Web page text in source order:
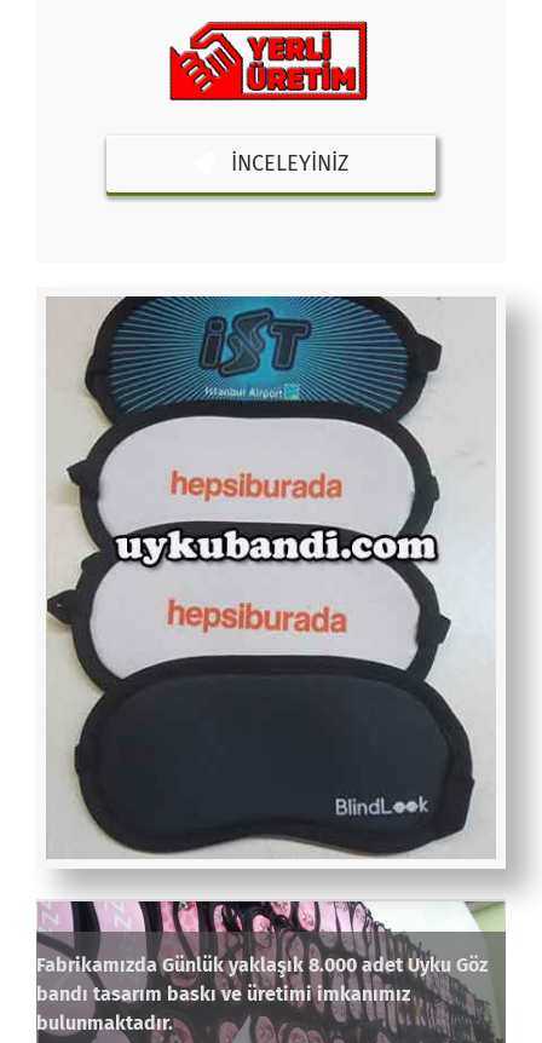
İNCELEYINIZ
Fabrikamızda Günlük yaklaşık 8.000 adet Uyku Göz
bandı tasarım baskı ve üretimi imkanımız
bulunmaktadır.